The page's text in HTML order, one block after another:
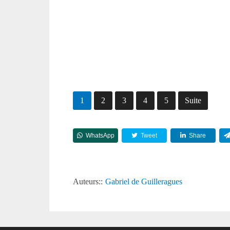
1 2 3 4 5 Suite
WhatsApp Tweet Share
Auteurs:: Gabriel de Guilleragues